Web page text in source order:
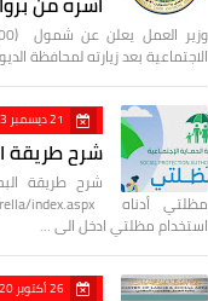
الاجتماعية بعد زيارته لمحافظة الديوانية
21 ديسمبر 2023
شرح طريقة
شرح طريقة
استخدام مظلتي ادخل الى …
26 أكتوبر 2020